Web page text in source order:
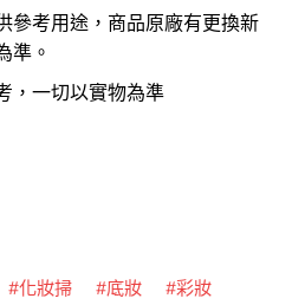
參考用途，商品原廠有更換新
準。
，一切以實物為準
化妝掃 底妝
彩妝